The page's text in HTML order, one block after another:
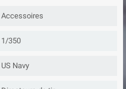
Accessoires
1/350
US Navy